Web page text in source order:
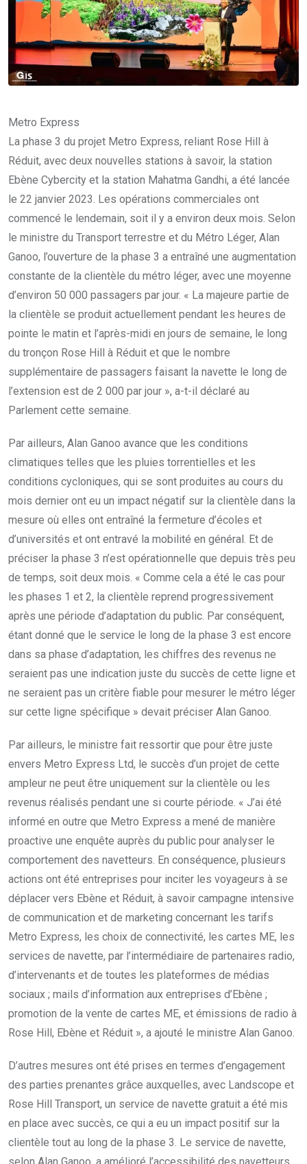
Metro Express
La phase 3 du projet Metro Express, reliant Rose Hill à
Réduit, avec deux nouvelles stations à savoir, la station
Ebène Cybercity et la station Mahatma Gandhi, a été lancée
le 22 janvier 2023. Les opérations commerciales ont
commencé le lendemain, soit il y a environ deux mois. Selon
le ministre du Transport terrestre et du Métro Léger, Alan
Ganoo, l’ouverture de la phase 3 a entraîné une augmentation
constante de la clientèle du métro léger, avec une moyenne
d’environ 50 000 passagers par jour. « La majeure partie de
la clientèle se produit actuellement pendant les heures de
pointe le matin et l’après-midi en jours de semaine, le long
du tronçon Rose Hill à Réduit et que le nombre
supplémentaire de passagers faisant la navette le long de
l’extension est de 2 000 par jour », a-t-il déclaré au
Parlement cette semaine.
Par ailleurs, Alan Ganoo avance que les conditions
climatiques telles que les pluies torrentielles et les
conditions cycloniques, qui se sont produites au cours du
mois dernier ont eu un impact négatif sur la clientèle dans la
mesure où elles ont entraîné la fermeture d’écoles et
d’universités et ont entravé la mobilité en général. Et de
préciser la phase 3 n’est opérationnelle que depuis très peu
de temps, soit deux mois. « Comme cela a été le cas pour
les phases 1 et 2, la clientèle reprend progressivement
après une période d’adaptation du public. Par conséquent,
étant donné que le service le long de la phase 3 est encore
dans sa phase d’adaptation, les chiffres des revenus ne
seraient pas une indication juste du succès de cette ligne et
ne seraient pas un critère fiable pour mesurer le métro léger
sur cette ligne spécifique » devait préciser Alan Ganoo.
Par ailleurs, le ministre fait ressortir que pour être juste
envers Metro Express Ltd, le succès d’un projet de cette
ampleur ne peut être uniquement sur la clientèle ou les
revenus réalisés pendant une si courte période. « J’ai été
informé en outre que Metro Express a mené de manière
proactive une enquête auprès du public pour analyser le
comportement des navetteurs. En conséquence, plusieurs
actions ont été entreprises pour inciter les voyageurs à se
déplacer vers Ebène et Réduit, à savoir campagne intensive
de communication et de marketing concernant les tarifs
Metro Express, les choix de connectivité, les cartes ME, les
services de navette, par l’intermédiaire de partenaires radio,
d’intervenants et de toutes les plateformes de médias
sociaux ; mails d’information aux entreprises d’Ebène ;
promotion de la vente de cartes ME, et émissions de radio à
Rose Hill, Ebène et Réduit », a ajouté le ministre Alan Ganoo.
D’autres mesures ont été prises en termes d’engagement
des parties prenantes grâce auxquelles, avec Landscope et
Rose Hill Transport, un service de navette gratuit a été mis
en place avec succès, ce qui a eu un impact positif sur la
clientèle tout au long de la phase 3. Le service de navette,